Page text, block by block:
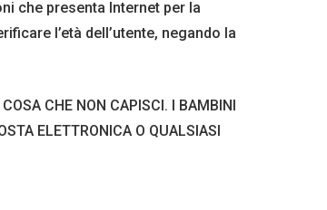
che presenta Internet per la
l’età dell’utente, negando la
CHE NON CAPISCI. I BAMBINI
ELETTRONICA O QUALSIASI